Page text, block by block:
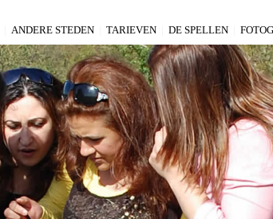
ANDERE STEDEN TARIEVEN DE SPELLEN